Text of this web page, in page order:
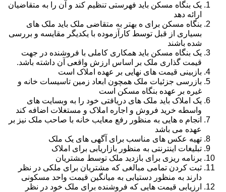
یک بنگاه مسکن باید فهرستی تنظیم کند و آن را به متقاضیان
ارائه دهد
بنگاه مسکن برای ه بهتر به متقاضی ملک باید ملک های
بسیاری از قبل توسط کارآزموده با یکدیگر مقایسه و بررسی
شده باشند
یک بنگاه مسکن باید همکاری کاملی با فروشنده در جهت
قیمت گذاری ملک بر اساس ارزش واقعی آن داشته باشد.
بازبینی قیمت های نهایی بر عهده املاک است
بازرسی جزئیات ملک همچون ابعاد زمین تاسیسات خانه و
غیره بر عهده بنگاه مسکن است
یک املاک باید ملک های دریافتی خود را به وبسایت های
واسطه خرید فروش و اجاره املاک و مستغلات اضافه کند
انجام ه هایی به منظور رفع معایب خانه با صاحب ملک نیز بر
عهده می باشد
تهیه عکس های مناسب برای آگهی های یک ملک
تبلیغات اینترنتی به منظور بازاریابی برای املاک
برنامه ریزی برای بازدید ملک توسط مشتریان
ثبت کردن تمامی مبالغی که مشتریان برای ملکی در نظر
دارند به منظور دستیابی به میانگین قیمت واحد مسکونی
ارزیابی قیمت هایی که فروشنده برای ملک خود در نظر